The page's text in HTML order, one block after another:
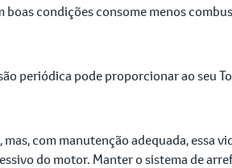
condições consome menos
periódica pode proporcionar ao seu
com manutenção adequada, essa
do motor. Manter o sistema de